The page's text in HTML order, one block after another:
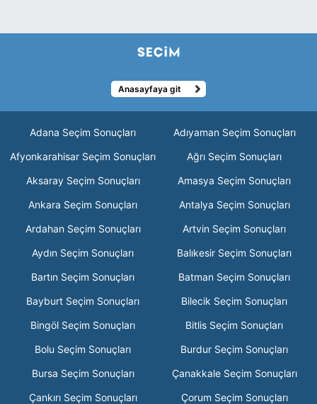
Anasayfaya git
Adana Seçim Sonuçları
Adıyaman Seçim Sonuçları
Afyonkarahisar Seçim Sonuçları
Ağrı Seçim Sonuçları
Aksaray Seçim Sonuçları
Amasya Seçim Sonuçları
Ankara Seçim Sonuçları
Antalya Seçim Sonuçları
Ardahan Seçim Sonuçları
Artvin Seçim Sonuçları
Aydın Seçim Sonuçları
Balıkesir Seçim Sonuçları
Bartın Seçim Sonuçları
Batman Seçim Sonuçları
Bayburt Seçim Sonuçları
Bilecik Seçim Sonuçları
Bingöl Seçim Sonuçları
Bitlis Seçim Sonuçları
Bolu Seçim Sonuçları
Burdur Seçim Sonuçları
Bursa Seçim Sonuçları
Çanakkale Seçim Sonuçları
Çankırı Seçim Sonuçları
Çorum Seçim Sonuçları